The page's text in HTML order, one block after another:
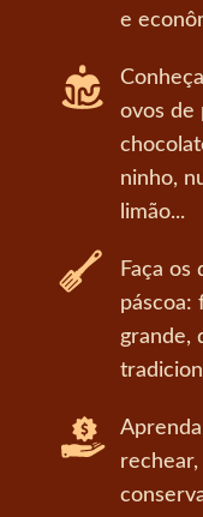
e
ovos de
ninho,
limão...
Faça
páscoa:
grande,